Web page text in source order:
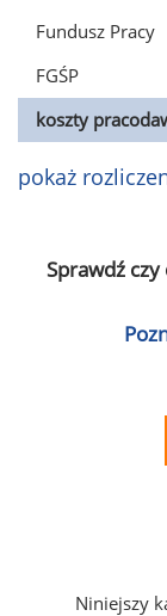
Fundusz Pracy
FGŚP
koszty
pokaż
Sprawdź
Niniejszy